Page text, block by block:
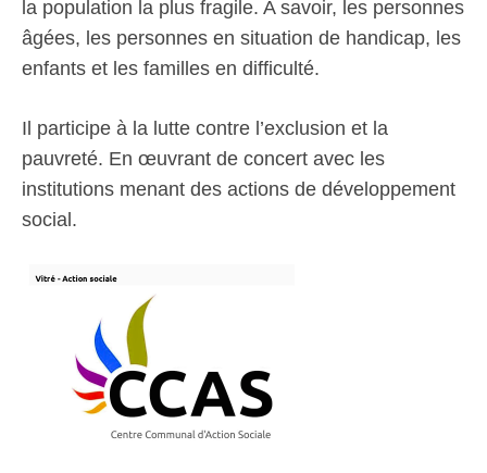
la population la plus fragile. A savoir, les personnes
âgées, les personnes en situation de handicap, les
enfants et les familles en difficulté.
Il participe à la lutte contre l’exclusion et la
pauvreté. En œuvrant de concert avec les
institutions menant des actions de développement
social.